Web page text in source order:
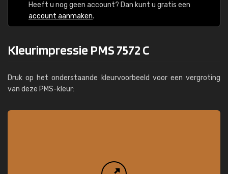
Heeft u nog geen account? Dan kunt u gratis een
account aanmaken.
Kleurimpressie PMS 7572 C
Druk op het onderstaande kleurvoorbeeld voor een vergroting
van deze PMS-kleur: